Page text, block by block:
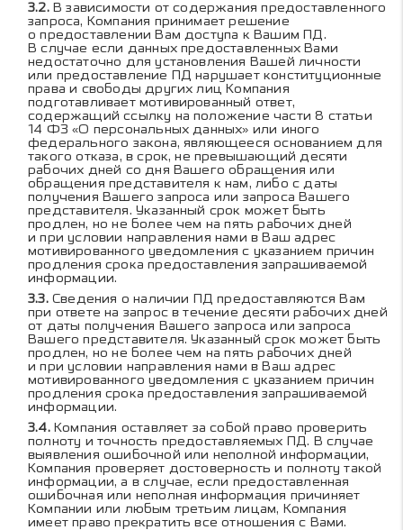
В зависимости от содержания предоставленного
запроса, Компания принимает решение
о предоставлении Вам доступа к Вашим ПД.
В случае если данных предоставленных Вами
недостаточно для установления Вашей личности
или предоставление ПД нарушает конституционные
права и свободы других лиц Компания
подготавливает мотивированный ответ,
содержащий ссылку на положение части 8 статьи
14 ФЗ «О персональных данных» или иного
федерального закона, являющееся основанием для
такого отказа, в срок, не превышающий десяти
рабочих дней со дня Вашего обращения или
обращения представителя к нам, либо с даты
получения Вашего запроса или запроса Вашего
представителя. Указанный срок может быть
продлен, но не более чем на пять рабочих дней
и при условии направления нами в Ваш адрес
мотивированного уведомления с указанием причин
продления срока предоставления запрашиваемой
информации.
Сведения о наличии ПД предоставляются Вам
при ответе на запрос в течение десяти рабочих дней
от даты получения Вашего запроса или запроса
Вашего представителя. Указанный срок может быть
продлен, но не более чем на пять рабочих дней
и при условии направления нами в Ваш адрес
мотивированного уведомления с указанием причин
продления срока предоставления запрашиваемой
информации.
Компания оставляет за собой право проверить
полноту и точность предоставляемых ПД. В случае
выявления ошибочной или неполной информации,
Компания проверяет достоверность и полноту такой
информации, а в случае, если предоставленная
ошибочная или неполная информация причиняет
Компании или любым третьим лицам, Компания
имеет право прекратить все отношения с Вами.